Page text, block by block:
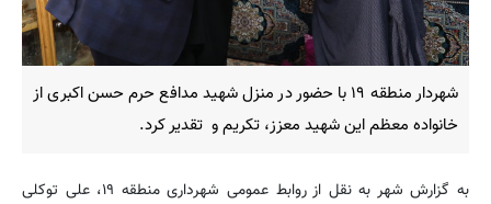
شهردار منطقه ۱۹ با حضور در منزل شهید مدافع حرم حسن اکبری از
خانواده معظم این شهید معزز، تکریم و تقدیر کرد.
به گزارش شهر به نقل از روابط عمومی شهرداری منطقه ۱۹، علی توکلی